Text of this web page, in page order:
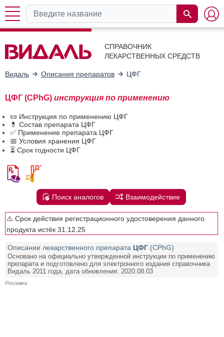
СПРАВОЧНИК
ЛЕКАРСТВЕННЫХ СРЕДСТВ
Видаль Описания препаратов ЦФГ
ЦФГ (CPhG) инструкция по применению
📜 Инструкция по применению ЦФГ
💊 Состав препарата ЦФГ
✅ Применение препарата ЦФГ
📅 Условия хранения ЦФГ
⏳ Срок годности ЦФГ
Поиск аналогов Взаимодействие
⚠️ Срок действия регистрационного удостоверения данного
продукта истёк 31.12.25
Описание лекарственного препарата ЦФГ (CPhG)
Основано на официально утвержденной инструкции по применению
препарата и подготовлено для электронного издания справочника
Видаль 2011 года, дата обновления: 2020.08.03
Реклама